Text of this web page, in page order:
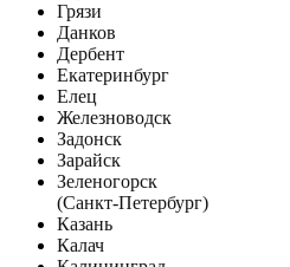
Грязи
Данков
Дербент
Екатеринбург
Елец
Железноводск
Задонск
Зарайск
Зеленогорск
(Санкт-Петербург)
Казань
Калач